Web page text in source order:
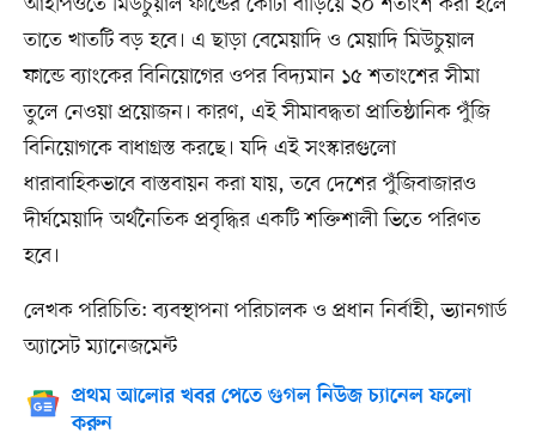
তাতে খাতটি বড় হবে। এ ছাড়া বেমেয়াদি ও মেয়াদি মিউচুয়াল
ফান্ডে ব্যাংকের বিনিয়োগের ওপর বিদ্যমান ১৫ শতাংশের সীমা
তুলে নেওয়া প্রয়োজন। কারণ, এই সীমাবদ্ধতা প্রাতিষ্ঠানিক পুঁজি
বিনিয়োগকে বাধাগ্রস্ত করছে। যদি এই সংস্কারগুলো
ধারাবাহিকভাবে বাস্তবায়ন করা যায়, তবে দেশের পুঁজিবাজারও
দীর্ঘমেয়াদি অর্থনৈতিক প্রবৃদ্ধির একটি শক্তিশালী ভিতে পরিণত
হবে।
লেখক পরিচিতি: ব্যবস্থাপনা পরিচালক ও প্রধান নির্বাহী, ভ্যানগার্ড
অ্যাসেট ম্যানেজমেন্ট
প্রথম আলোর খবর পেতে গুগল নিউজ চ্যানেল ফলো
করুন